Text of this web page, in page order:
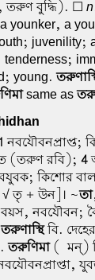
তরুণ বুদ্ধি). ☐n
younker, a
juvenility;
young.
same as
নবযৌবনপ্রাপ্ত;
(তরুণ রবি);4
কিশোর
√ তৃ + উন]। ~তা
নবযৌবন;
তরুণাস্থিবি.
তরুণিমা(-মন্)